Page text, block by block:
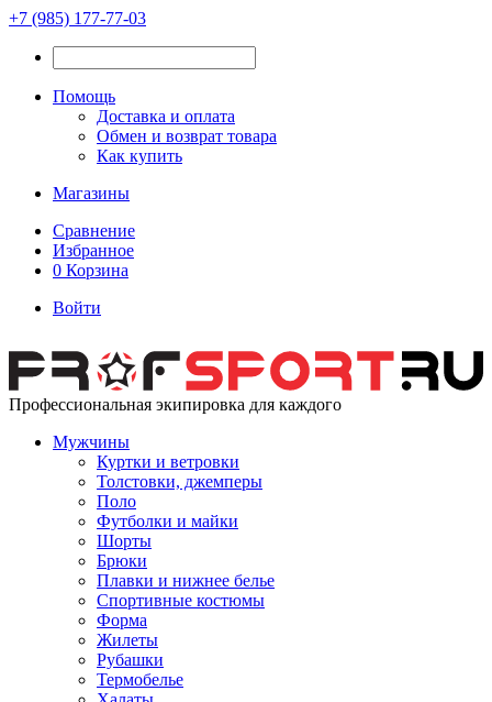
+7 (985) 177-77-03
Помощь
Доставка и оплата
Обмен и возврат товара
Как купить
Магазины
Сравнение
Избранное
0 Корзина
Войти
Профессиональная экипировка для каждого
Мужчины
Куртки и ветровки
Толстовки, джемперы
Поло
Футболки и майки
Шорты
Брюки
Плавки и нижнее белье
Спортивные костюмы
Форма
Жилеты
Рубашки
Термобелье